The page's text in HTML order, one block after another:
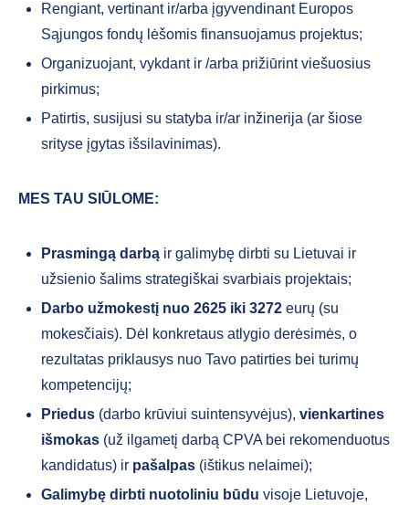
Rengiant, vertinant ir/arba įgyvendinant Europos
Sąjungos fondų lėšomis finansuojamus projektus;
Organizuojant, vykdant ir /arba prižiūrint viešuosius
pirkimus;
Patirtis, susijusi su statyba ir/ar inžinerija (ar šiose
srityse įgytas išsilavinimas).
MES TAU SIŪLOME:
Prasmingą darbą ir galimybę dirbti su Lietuvai ir
užsienio šalims strategiškai svarbiais projektais;
Darbo užmokestį nuo 2625 iki 3272 eurų (su
mokesčiais). Dėl konkretaus atlygio derėsimės, o
rezultatas priklausys nuo Tavo patirties bei turimų
kompetencijų;
Priedus (darbo krūviui suintensyvėjus), vienkartines
išmokas (už ilgametį darbą CPVA bei rekomenduotus
kandidatus) ir pašalpas (ištikus nelaimei);
Galimybę dirbti nuotoliniu būdu visoje Lietuvoje,